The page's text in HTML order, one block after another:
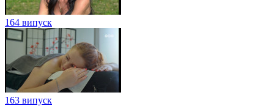
164 випуск
163 випуск